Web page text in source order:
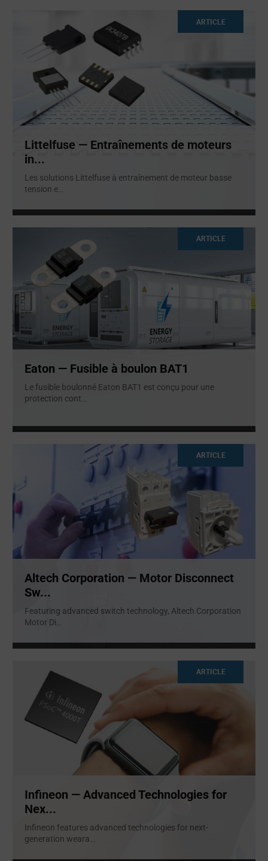
ARTICLE
Littelfuse — Entraînements de moteurs
in...
Les solutions Littelfuse à entraînement de moteur basse
tension e
ARTICLE
Eaton — Fusible à boulon BAT1
Le fusible boulonné Eaton BAT1 est conçu pour une
protection cont
ARTICLE
Altech Corporation — Motor Disconnect
Sw...
Featuring advanced switch technology, Altech Corporation
Motor Di
ARTICLE
Infineon — Advanced Technologies for
Nex...
Infineon features advanced technologies for next-
generation weara...